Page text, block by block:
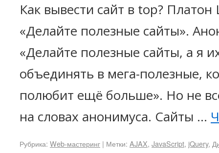
Как вывести сайт в top?
«Делайте полезные сайты».
«Делайте полезные сайты, а я
объединять в мега-полезные,
полюбит ещё больше». Но не
на словах анонимуса. Сайты …
Рубрика: Web-мастеринг | Метки: AJAX, JavaScript, jQuery,